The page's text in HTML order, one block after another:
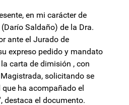
en mi carácter de
Saldaño) de la Dra.
ante el Jurado de
expreso pedido y mandato
carta de dimisión , con
solicitando se
ha acompañado el
destaca el documento.